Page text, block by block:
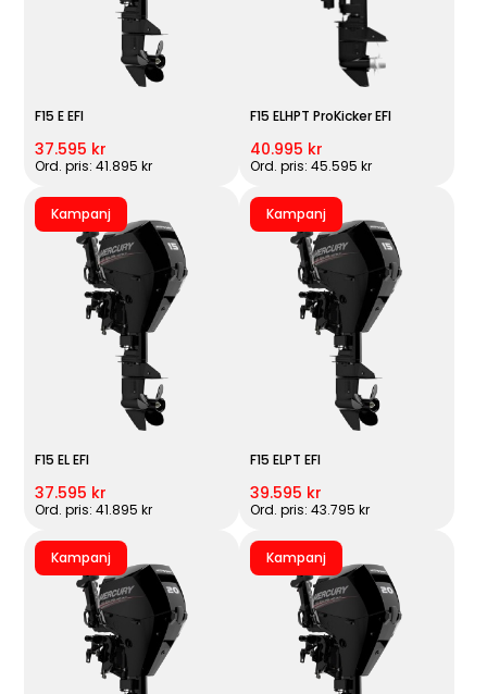
F15 E EFI
37.595 kr
Ord. pris: 41.895 kr
F15 ELHPT ProKicker EFI
40.995 kr
Ord. pris: 45.595 kr
Kampanj
F15 EL EFI
37.595 kr
Ord. pris: 41.895 kr
Kampanj
F15 ELPT EFI
39.595 kr
Ord. pris: 43.795 kr
Kampanj Kampanj